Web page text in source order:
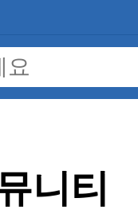
니티